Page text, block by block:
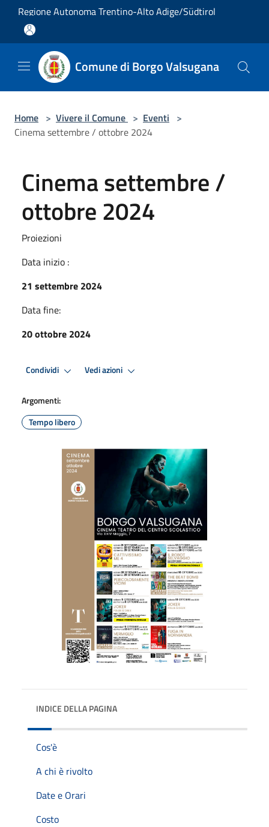
Salta al contenuto principale
Regione Autonoma Trentino-Alto Adige/Südtirol
Comune di Borgo Valsugana
Home > Vivere il Comune > Eventi >
Cinema settembre / ottobre 2024
Cinema settembre /
ottobre 2024
Proiezioni
Data inizio :
21 settembre 2024
Data fine:
20 ottobre 2024
Condividi Vedi azioni
Argomenti:
Tempo libero
INDICE DELLA PAGINA
Cos'è
A chi è rivolto
Date e Orari
Costo